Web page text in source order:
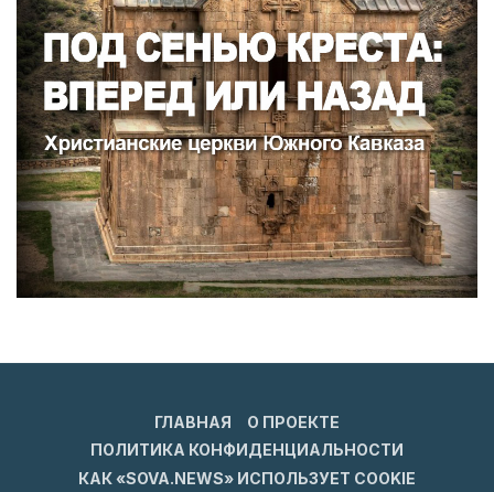
ГЛАВНАЯ
О ПРОЕКТЕ
ПОЛИТИКА КОНФИДЕНЦИАЛЬНОСТИ
КАК «SOVA.NEWS» ИСПОЛЬЗУЕТ COOKIE